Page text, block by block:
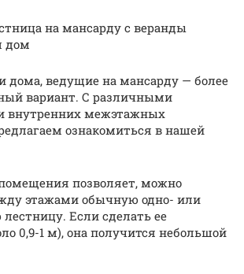
на мансарду с веранды
дом
дома, ведущие на мансарду — более
вариант. С различными
внутренних межэтажных
ознакомиться в нашей
позволяет, можно
этажами обычную одно- или
Если сделать ее
0,9-1 м), она получится небольшой